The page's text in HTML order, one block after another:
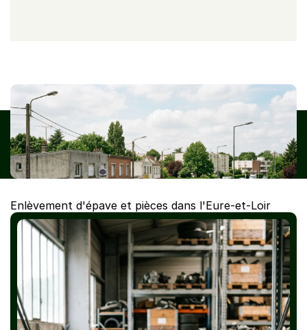
VHU agréé — CasseAutoVHU enlève votre épave dans l'Eure-et-
Loir, de Chartres à Dreux. Pièces de réemploi via Careco. Devis
gratuit, intervention sous 48h.
Enlèvement d'épave et pièces dans l'Eure-et-Loir